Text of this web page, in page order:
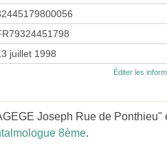
juillet 1998
Éditer les
Joseph Rue de Ponthieu"
8ème.